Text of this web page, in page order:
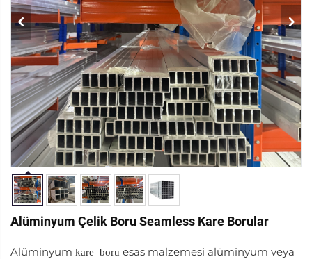
Alüminyum Çelik Boru Seamless Kare Borular
Alüminyum kare boru esas malzemesi alüminyum veya